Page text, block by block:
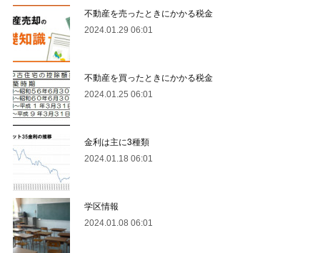
不動産を売ったときにかかる税金
2024.01.29 06:01
不動産を買ったときにかかる税金
2024.01.25 06:01
金利は主に3種類
2024.01.18 06:01
学区情報
2024.01.08 06:01